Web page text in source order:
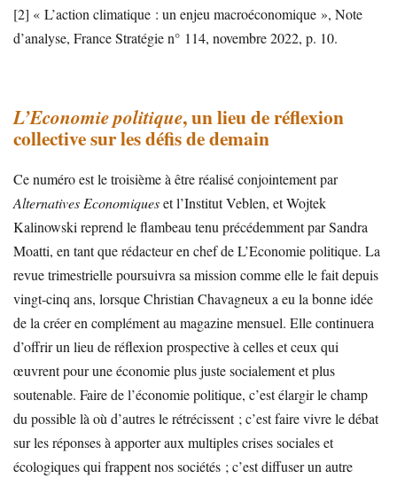
[2] « L’action climatique : un enjeu macroéconomique », Note
d’analyse, France Stratégie n° 114, novembre 2022, p. 10.
L’Economie politique, un lieu de réflexion
collective sur les défis de demain
Ce numéro est le troisième à être réalisé conjointement par
Alternatives Economiqueset l’Institut Veblen, et Wojtek
Kalinowski reprend le flambeau tenu précédemment par Sandra
Moatti, en tant que rédacteur en chef de L’Economie politique. La
revue trimestrielle poursuivra sa mission comme elle le fait depuis
vingt-cinq ans, lorsque Christian Chavagneux a eu la bonne idée
de la créer en complément au magazine mensuel. Elle continuera
d’offrir un lieu de réflexion prospective à celles et ceux qui
œuvrent pour une économie plus juste socialement et plus
soutenable. Faire de l’économie politique, c’est élargir le champ
du possible là où d’autres le rétrécissent ; c’est faire vivre le débat
sur les réponses à apporter aux multiples crises sociales et
écologiques qui frappent nos sociétés ; c’est diffuser un autre